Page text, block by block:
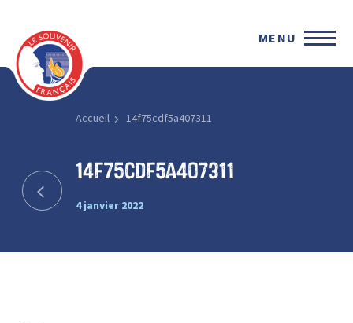
MENU
Accueil 14f75cdf5a407311
14f75cdf5a407311
4 janvier 2022